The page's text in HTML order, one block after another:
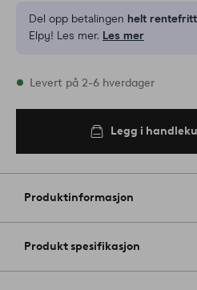
Del opp betalingen helt rentefritt
Elpy! Les mer. Les mer
På lager
Levert på 2-6 hverdager
Legg i
Produktinformasjon
Produkt spesifikasjon